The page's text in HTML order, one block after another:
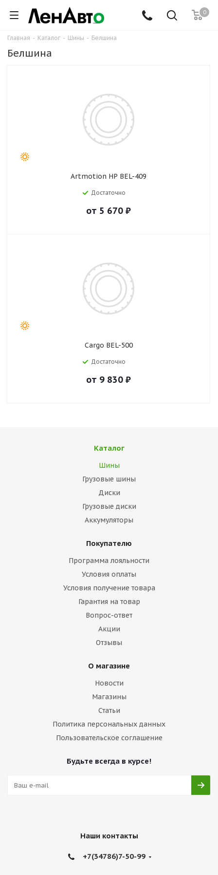
0
Главная - Каталог - Шины - Белшина
Белшина
Artmotion HP BEL-409
Достаточно
от 5 670 ₽
Cargo BEL-500
Достаточно
от 9 830 ₽
Каталог
Шины
Грузовые шины
Диски
Грузовые диски
Аккумуляторы
Покупателю
Программа лояльности
Условия оплаты
Условия получение товара
Гарантия на товар
Вопрос-ответ
Акции
Отзывы
О магазине
Новости
Магазины
Статьи
Политика персональных данных
Пользовательское соглашение
Будьте всегда в курсе!
Наши контакты
+7(34786)7-50-99